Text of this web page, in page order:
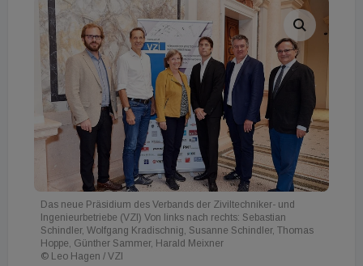
Das neue Präsidium des Verbands der Ziviltechniker- und
Ingenieurbetriebe (VZI) Von links nach rechts: Sebastian
Schindler, Wolfgang Kradischnig, Susanne Schindler, Thomas
Hoppe, Günther Sammer, Harald Meixner
© Leo Hagen / VZI